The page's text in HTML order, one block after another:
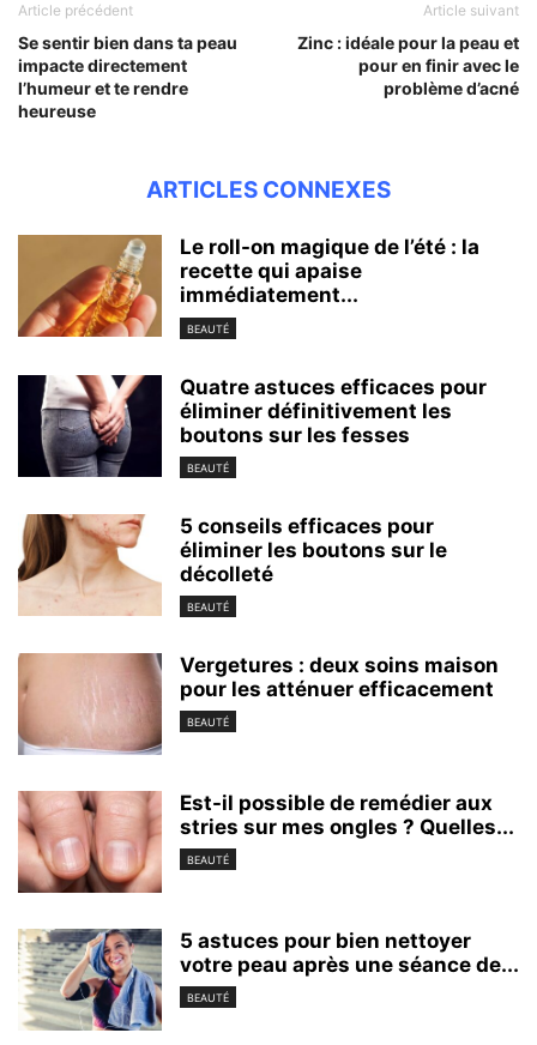
Article précédent
Se sentir bien dans ta peau
impacte directement
l’humeur et te rendre
heureuse
Article suivant
Zinc : idéale pour la peau et
pour en finir avec le
problème d’acné
ARTICLES CONNEXES
Le roll-on magique de l’été : la
recette qui apaise
immédiatement...
BEAUTÉ
Quatre astuces efficaces pour
éliminer définitivement les
boutons sur les fesses
BEAUTÉ
5 conseils efficaces pour
éliminer les boutons sur le
décolleté
BEAUTÉ
Vergetures : deux soins maison
pour les atténuer efficacement
BEAUTÉ
Est-il possible de remédier aux
stries sur mes ongles ? Quelles...
BEAUTÉ
5 astuces pour bien nettoyer
votre peau après une séance de...
BEAUTÉ